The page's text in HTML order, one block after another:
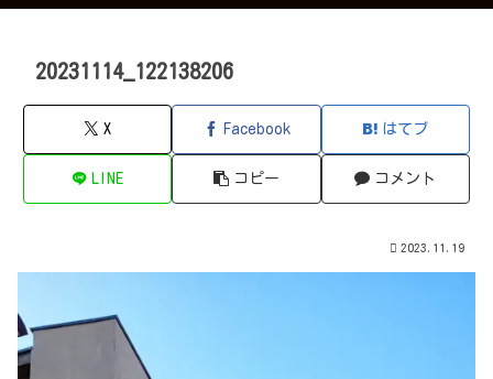
20231114_122138206
X Facebook はてブ
LINE コピー コメント
2023.11.19